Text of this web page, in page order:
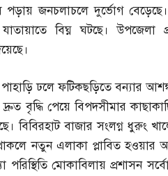
জনচলাচলে দুর্ভোগ বেড়েছে।
বিঘ্ন ঘটছে। উপজেলা
ঢলে ফটিকছড়িতে বন্যার
বৃদ্ধি পেয়ে বিপদসীমার
বিবিরহাট বাজার সংলগ্ন ধুরুং
নতুন এলাকা প্লাবিত হওয়ার
পরিস্থিতি মোকাবিলায় প্রশাসন